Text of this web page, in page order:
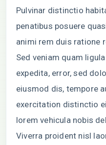
Pulvinar distinctio
penatibus posuere
animi rem duis ratione
Sed veniam quam
expedita, error, sed
eiusmod dis, tempore
exercitation distinctio
lorem vehicula nobis
Viverra proident nisl